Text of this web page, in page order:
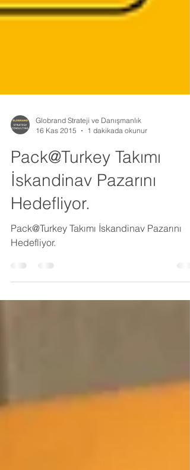
16 Kas 2015
1 dakikada okunur
Pack@Turkey Takımı
İskandinav Pazarını
Hedefliyor.
Pack@Turkey Takımı İskandinav Pazarını
Hedefliyor.